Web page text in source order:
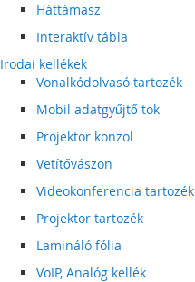
Háttámasz
Interaktív tábla
Irodai kellékek
Vonalkódolvasó tartozék
Mobil adatgyűjtő tok
Projektor konzol
Vetítővászon
Videokonferencia tartozék
Projektor tartozék
Lamináló fólia
VoIP, Analóg kellék